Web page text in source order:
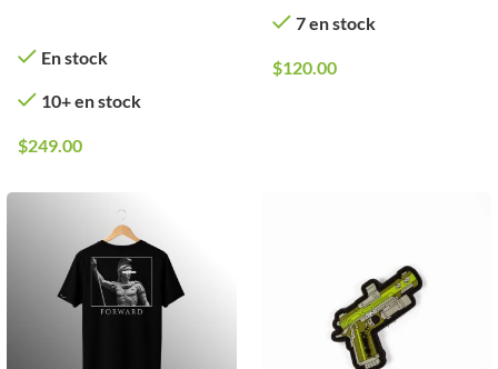
En stock
10+ en stock
$249.00
7 en stock
$120.00